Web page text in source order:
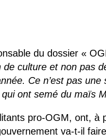
du dossier «
de culture et non pas
Ce n’est pas
ont semé du maïs
pro-OGM, ont, à
va-t-il